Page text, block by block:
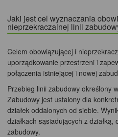
Jaki jest cel wyznaczania
nieprzekraczalnej linii
Celem obowiązującej i
uporządkowanie przestrzeni i
połączenia istniejącej i nowej
Przebieg linii zabudowy określony
Zabudowy jest ustalony dla
działek oddalonych od siebie.
działkach sąsiadujących z
zabudowy.